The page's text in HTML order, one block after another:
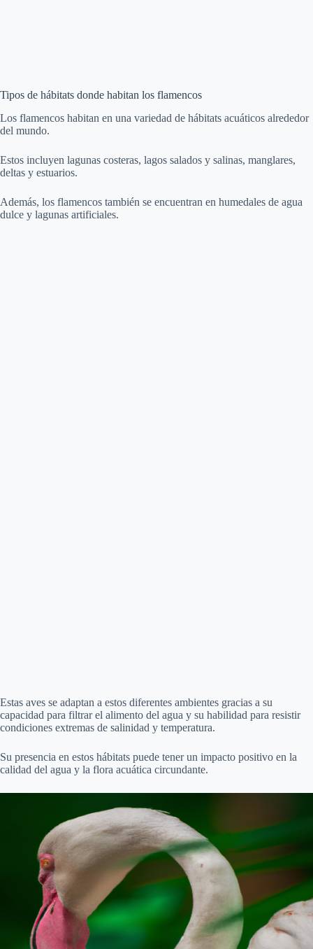
Tipos de hábitats donde habitan los flamencos
Los flamencos habitan en una variedad de hábitats acuáticos alrededor
del mundo.
Estos incluyen lagunas costeras, lagos salados y salinas, manglares,
deltas y estuarios.
Además, los flamencos también se encuentran en humedales de agua
dulce y lagunas artificiales.
Estas aves se adaptan a estos diferentes ambientes gracias a su
capacidad para filtrar el alimento del agua y su habilidad para resistir
condiciones extremas de salinidad y temperatura.
Su presencia en estos hábitats puede tener un impacto positivo en la
calidad del agua y la flora acuática circundante.